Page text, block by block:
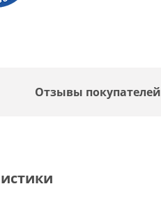
Отзывы покупателей